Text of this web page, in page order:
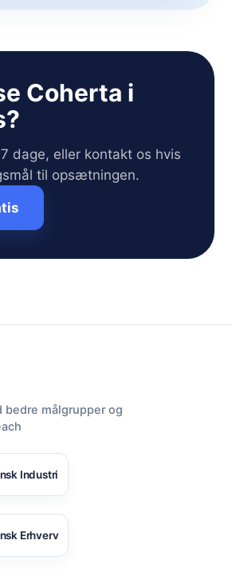
Coherta i
dage, eller kontakt os hvis
til opsætningen.
bedre målgrupper og
Industri
Erhverv